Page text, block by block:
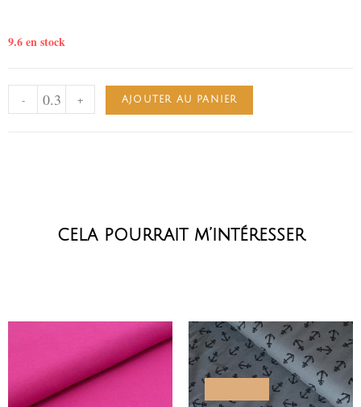
9.6 en stock
- + AJOUTER AU PANIER
cela pourrait m’intéresser